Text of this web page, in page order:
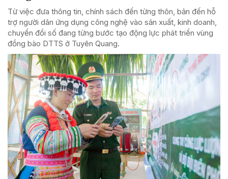
Từ việc đưa thông tin, chính sách đến từng thôn, bản đến hỗ
trợ người dân ứng dụng công nghệ vào sản xuất, kinh doanh,
chuyển đổi số đang từng bước tạo động lực phát triển vùng
đồng bào DTTS ở Tuyên Quang.